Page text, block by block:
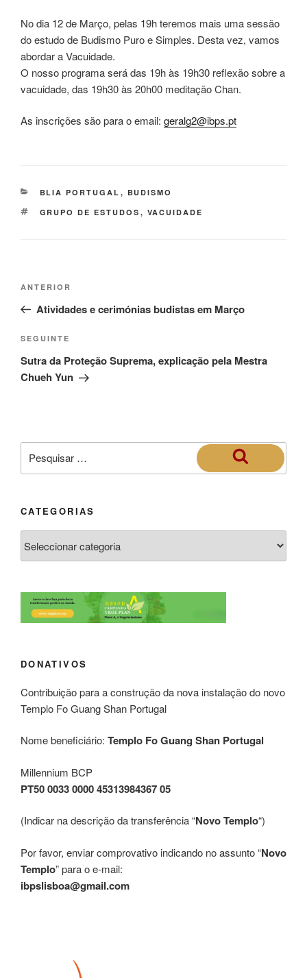
No dia 12 de Março, pelas 19h teremos mais uma sessão
do estudo de Budismo Puro e Simples. Desta vez, vamos
abordar aVacuidade.
O nosso programa será das 19h às 19h30 reflexão sobre a
vacuidade, das 19h30 às 20h00 meditação Chan.
As inscrições são para o email: geralg2@ibps.pt
BLIA PORTUGAL , BUDISMO
GRUPO DE ESTUDOS , VACUIDADE
ANTERIOR
Atividades e cerimónias budistas em Março
SEGUINTE
Sutra da Proteção Suprema, explicação pela Mestra
Chueh Yun
CATEGORIAS
DONATIVOS
Contribuição para a construção da nova instalação do novo
Templo Fo Guang Shan Portugal
Nome beneficiário: Templo Fo Guang Shan Portugal
Millennium BCP
PT50 0033 0000 45313984367 05
(Indicar na descrição da transferência “Novo Templo“)
Por favor, enviar comprovativo indicando no assunto “Novo
Templo” para o e-mail:
ibpslisboa@gmail.com